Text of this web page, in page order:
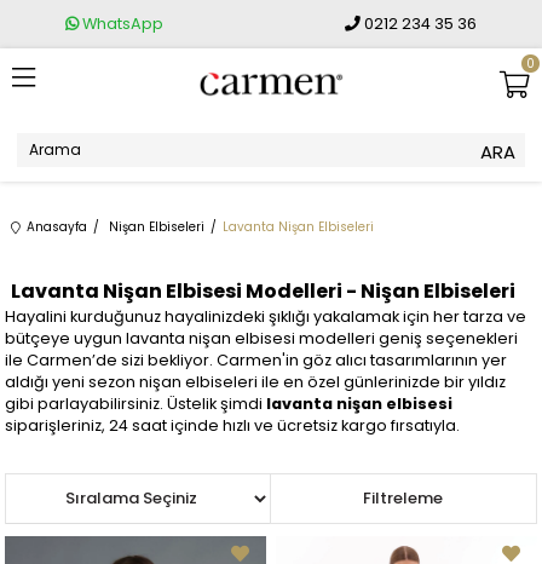
WhatsApp 0212 234 35 36
0
Anasayfa Nişan Elbiseleri Lavanta Nişan Elbiseleri
Lavanta Nişan Elbisesi Modelleri - Nişan Elbiseleri
Hayalini kurduğunuz hayalinizdeki şıklığı yakalamak için her tarza ve
bütçeye uygun lavanta nişan elbisesi modelleri geniş seçenekleri
ile Carmen’de sizi bekliyor. Carmen'in göz alıcı tasarımlarının yer
aldığı yeni sezon nişan elbiseleri ile en özel günlerinizde bir yıldız
gibi parlayabilirsiniz. Üstelik şimdi lavanta nişan elbisesi
siparişleriniz, 24 saat içinde hızlı ve ücretsiz kargo fırsatıyla.
Filtreleme
Sıralama